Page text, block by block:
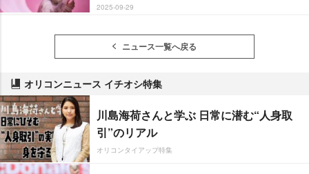
2025-09-29
ニュース一覧へ戻る
オリコンニュース イチオシ特集
川島海荷さんと学ぶ 日常に潜む“人身取
引”のリアル
オリコンタイアップ特集